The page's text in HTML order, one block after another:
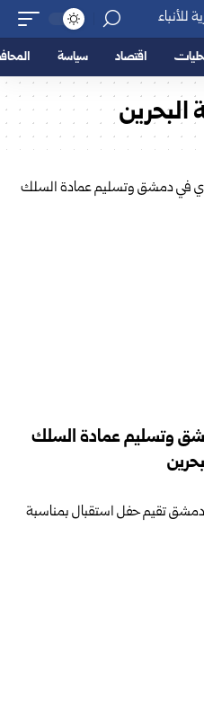
اقتصاد سياسة
البحرين
وتسليم عمادة السلك